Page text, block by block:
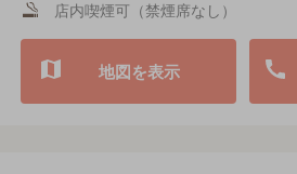
店内喫煙可（禁煙席なし）
地図を表示